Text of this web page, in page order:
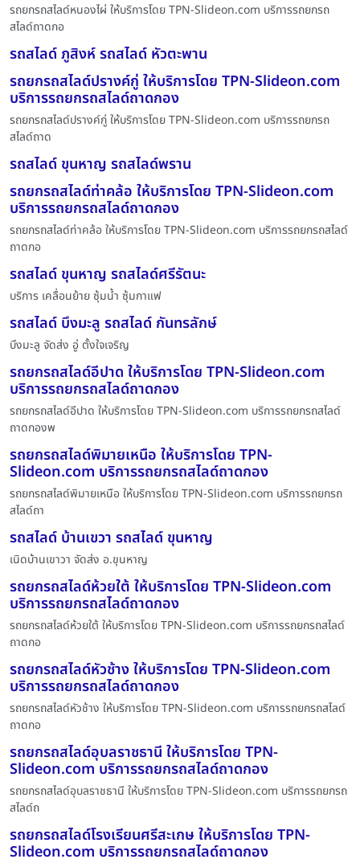
รถยกรถสไลด์หนองไผ่ ให้บริการโดย TPN-Slideon.com บริการรถยกรถ
สไลด์ถาดกอ
รถสไลด์ ภูสิงห์ รถสไลด์ หัวตะพาน
รถยกรถสไลด์ปรางค์กู่ ให้บริการโดย TPN-Slideon.com
บริการรถยกรถสไลด์ถาดกอง
รถยกรถสไลด์ปรางค์กู่ ให้บริการโดย TPN-Slideon.com บริการรถยกรถ
สไลด์ถาด
รถสไลด์ ขุนหาญ รถสไลด์พราน
รถยกรถสไลด์ท่าคล้อ ให้บริการโดย TPN-Slideon.com
บริการรถยกรถสไลด์ถาดกอง
รถยกรถสไลด์ท่าคล้อ ให้บริการโดย TPN-Slideon.com บริการรถยกรถสไลด์
ถาดกอ
รถสไลด์ ขุนหาญ รถสไลด์ศรีรัตนะ
บริการ เคลื่อนย้าย ซุ้มน้ำ ซุ้มกาแฟ
รถสไลด์ บึงมะลู รถสไลด์ กันทรลักษ์
บึงมะลู จัดส่ง อู่ ตั้งใจเจริญ
รถยกรถสไลด์อีปาด ให้บริการโดย TPN-Slideon.com
บริการรถยกรถสไลด์ถาดกอง
รถยกรถสไลด์อีปาด ให้บริการโดย TPN-Slideon.com บริการรถยกรถสไลด์
ถาดกองพ
รถยกรถสไลด์พิมายเหนือ ให้บริการโดย TPN-
Slideon.com บริการรถยกรถสไลด์ถาดกอง
รถยกรถสไลด์พิมายเหนือ ให้บริการโดย TPN-Slideon.com บริการรถยกรถ
สไลด์ถา
รถสไลด์ บ้านเขวา รถสไลด์ ขุนหาญ
เนิดบ้านเขาวา จัดส่ง อ.ขุนหาญ
รถยกรถสไลด์ห้วยใต้ ให้บริการโดย TPN-Slideon.com
บริการรถยกรถสไลด์ถาดกอง
รถยกรถสไลด์ห้วยใต้ ให้บริการโดย TPN-Slideon.com บริการรถยกรถสไลด์
ถาดกอ
รถยกรถสไลด์หัวช้าง ให้บริการโดย TPN-Slideon.com
บริการรถยกรถสไลด์ถาดกอง
รถยกรถสไลด์หัวช้าง ให้บริการโดย TPN-Slideon.com บริการรถยกรถสไลด์
ถาดกอ
รถยกรถสไลด์อุบลราชธานี ให้บริการโดย TPN-
Slideon.com บริการรถยกรถสไลด์ถาดกอง
รถยกรถสไลด์อุบลราชธานี ให้บริการโดย TPN-Slideon.com บริการรถยกรถ
สไลด์ถ
รถยกรถสไลด์โรงเรียนศรีสะเกษ ให้บริการโดย TPN-
Slideon.com บริการรถยกรถสไลด์ถาดกอง